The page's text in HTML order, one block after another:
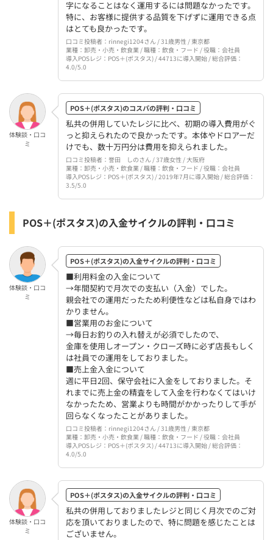
字になることはなく運用するには問題なかったです。
特に、お客様に提供する品質を下げずに運用できる点
はとても良かったです。
口コミ投稿者：rinnegi1204さん / 31歳男性 / 東京都
業種：卸売・小売・飲食業 / 職種：飲食・フード / 役職：会社員
導入POSレジ：POS＋(ポスタス) / 44713に導入開始 / 総合評価：
4.0/5.0
体験談・口コ
ミ
POS＋(ポスタス)のコスパの評判・口コミ
私共の併用していたレジに比べ、初期の導入費用がぐ
っと抑えられたので良かったです。本体やドロアーだ
けでも、数十万円分は費用を抑えられました。
口コミ投稿者：誉田 しのさん / 37歳女性 / 大阪府
業種：卸売・小売・飲食業 / 職種：飲食・フード / 役職：会社員
導入POSレジ：POS＋(ポスタス) / 2019年7月に導入開始 / 総合評価：
3.5/5.0
POS＋(ポスタス)の入金サイクルの評判・口コミ
体験談・口コ
ミ
POS＋(ポスタス)の入金サイクルの評判・口コミ
■利用料金の入金について
→年間契約で月次での支払い（入金）でした。
親会社での運用だったため利便性などは私自身ではわ
かりません。
■営業用のお金について
→毎日お釣りの入れ替えが必須でしたので、
金庫を使用しオープン・クローズ時に必ず店長もしく
は社員での運用をしておりました。
■売上金入金について
週に平日2回、保守会社に入金をしておりました。そ
れまでに売上金の精査をして入金を行わなくてはいけ
なかったため、営業よりも時間がかかったりして手が
回らなくなったことがありました。
口コミ投稿者：rinnegi1204さん / 31歳男性 / 東京都
業種：卸売・小売・飲食業 / 職種：飲食・フード / 役職：会社員
導入POSレジ：POS＋(ポスタス) / 44713に導入開始 / 総合評価：
4.0/5.0
体験談・口コ
ミ
POS＋(ポスタス)の入金サイクルの評判・口コミ
私共の併用しておりましたレジと同じく月次でのご対
応を頂いておりましたので、特に問題を感じたことは
ございません。